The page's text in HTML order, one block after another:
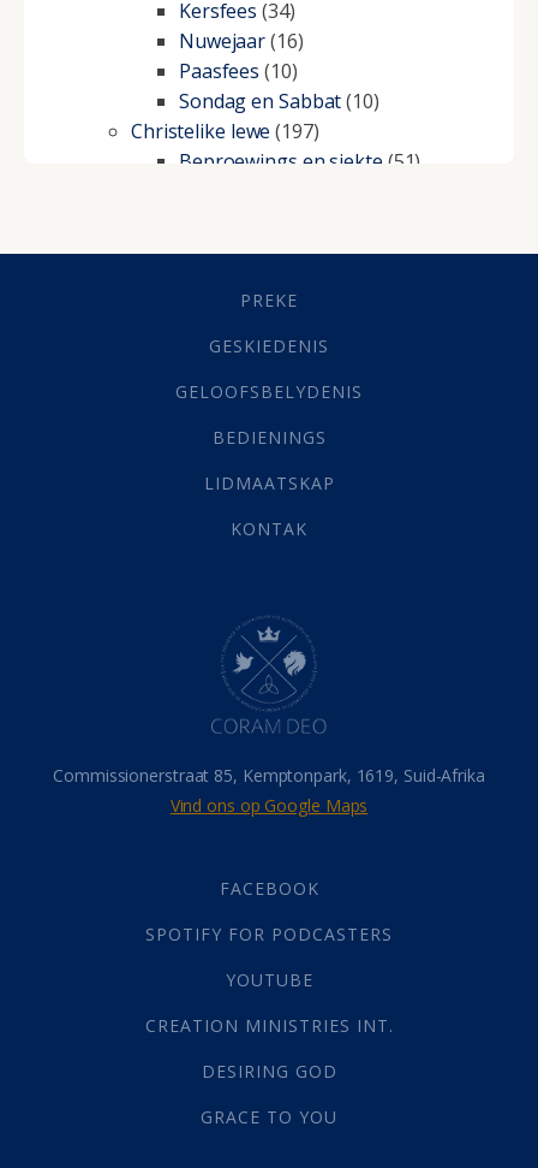
Kersfees (34)
Nuwejaar(16)
Paasfees (10)
Sondag en Sabbat(10)
Christelike lewe (197)
Beproewings en siekte (51)
Geestelike Groei(10)
(21)
Grys Areas(4)
Lewensdoel(3)
Selfondersoek(1)
Werk(22)
(142)
Hemel (31)
Israel (14)
Millennium(1)
Oordeelsdag(19)
Verheerlikte liggaam
Wederkoms
(27)
Gebed(87)
Die Onse Vader(12)
God(392)
Afgode(23)
Almag(1)
Alomteenwoordig
Alwetendheid (1)
PREKE
GESKIEDENIS
GELOOFSBELYDENIS
BEDIENINGS
LIDMAATSKAP
KONTAK
Commissionerstraat 85, Kemptonpark, 1619, Suid-Afrika
Vind ons op Google Maps
FACEBOOK
SPOTIFY FOR PODCASTERS
YOUTUBE
CREATION MINISTRIES INT.
DESIRING GOD
GRACE TO YOU